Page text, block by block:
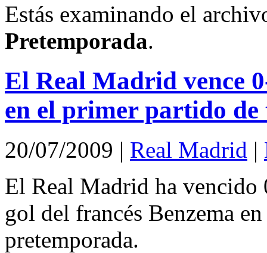
Estás examinando el
Pretemporada.
El Real Madrid vence
en el primer partido de
20/07/2009 | Real Madrid |
El Real Madrid ha vencido
gol del francés Benzema
pretemporada.